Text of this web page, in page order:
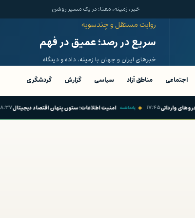
خبر، زمینه، معنا؛ در یک مسیر روشن
روایت مستقل و چندسویه
سریع در رصد؛ عمیق در فهم
خبرهای ایران و جهان با زمینه، داده و دیدگاه
اجتماعی مناطق آزاد سیاسی گزارش گردشگری
یادداشت امنیت اطلاعات؛ ستون پنهان اقتصاد دیجیتال۰۸:۳۷ فرهنگی و هنری